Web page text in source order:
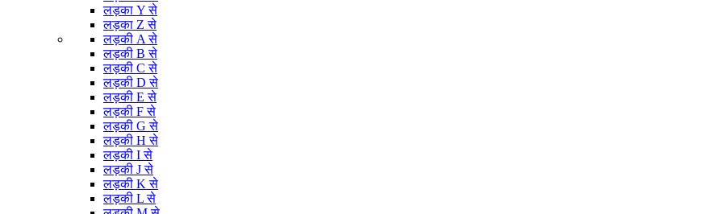
लड़का Y से
लड़का Z से
लड़की A से
लड़की B से
लड़की C से
लड़की D से
लड़की E से
लड़की F से
लड़की G से
लड़की H से
लड़की I से
लड़की J से
लड़की K से
लड़की L से